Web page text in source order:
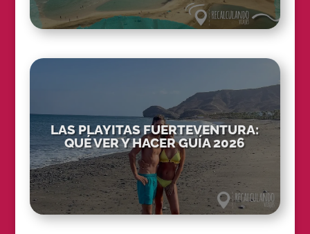
LAS PLAYITAS FUERTEVENTURA:
QUÉ VER Y HACER GUÍA 2026